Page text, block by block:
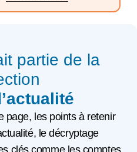
partie de la
page, les points à retenir
le décryptage